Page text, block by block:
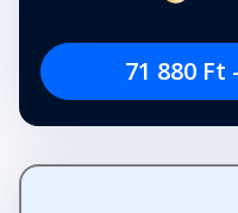
71 880